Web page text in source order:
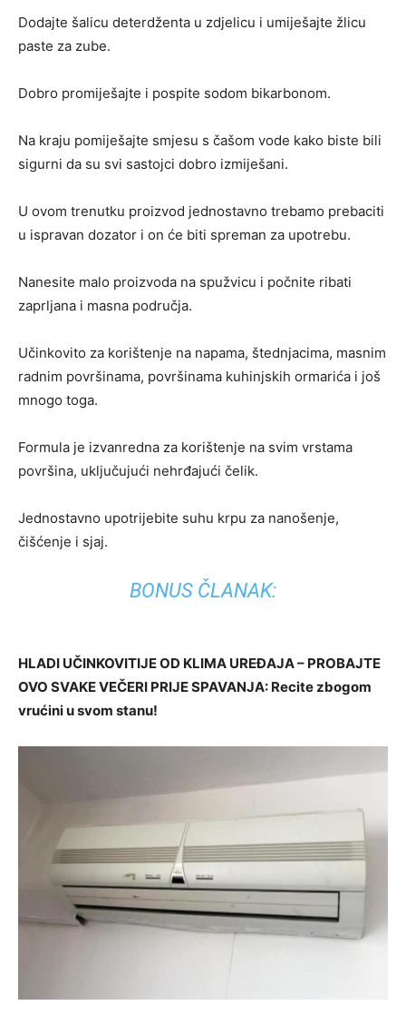
Dodajte šalicu deterdženta u zdjelicu i umiješajte žlicu
paste za zube.
Dobro promiješajte i pospite sodom bikarbonom.
Na kraju pomiješajte smjesu s čašom vode kako biste bili
sigurni da su svi sastojci dobro izmiješani.
U ovom trenutku proizvod jednostavno trebamo prebaciti
u ispravan dozator i on će biti spreman za upotrebu.
Nanesite malo proizvoda na spužvicu i počnite ribati
zaprljana i masna područja.
Učinkovito za korištenje na napama, štednjacima, masnim
radnim površinama, površinama kuhinjskih ormarića i još
mnogo toga.
Formula je izvanredna za korištenje na svim vrstama
površina, uključujući nehrđajući čelik.
Jednostavno upotrijebite suhu krpu za nanošenje,
čišćenje i sjaj.
BONUS ČLANAK:
HLADI UČINKOVITIJE OD KLIMA UREĐAJA – PROBAJTE
OVO SVAKE VEČERI PRIJE SPAVANJA: Recite zbogom
vrućini u svom stanu!